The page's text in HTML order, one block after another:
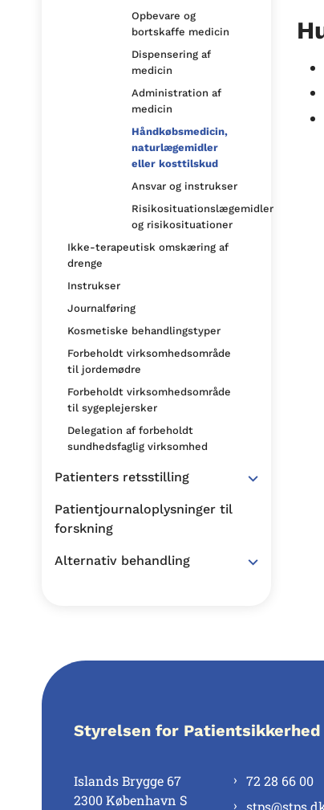
Opbevare og
bortskaffe medicin
Dispensering af
medicin
Administration af
medicin
Håndkøbsmedicin,
naturlægemidler
eller kosttilskud
Ansvar og instrukser
Risikosituationslægemidler
og risikosituationer
Ikke-terapeutisk omskæring af
drenge
Instrukser
Journalføring
Kosmetiske behandlingstyper
Forbeholdt virksomhedsområde
til jordemødre
Forbeholdt virksomhedsområde
til sygeplejersker
Delegation af forbeholdt
sundhedsfaglig virksomhed
Patienters retsstilling
Patientjournaloplysninger til
forskning
Alternativ behandling
Styrelsen for Patientsikkerhed
Islands Brygge 67
2300 København S
72 28 66 00